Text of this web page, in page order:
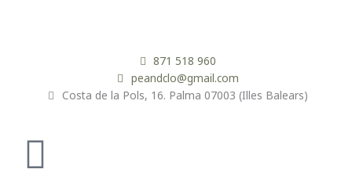
a
e
s
r
871 518 960
peandclo@gmail.com
Costa de la Pols, 16. Palma 07003 (Illes Balears)